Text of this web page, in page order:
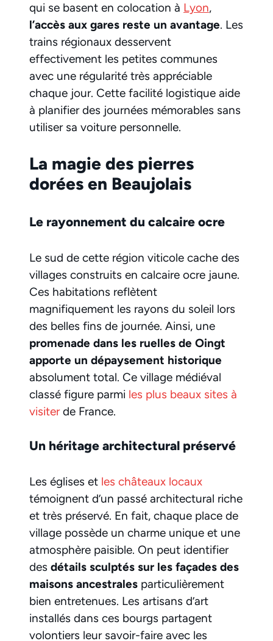
qui se basent en colocation à Lyon,
l’accès aux gares reste un avantage. Les
trains régionaux desservent
effectivement les petites communes
avec une régularité très appréciable
chaque jour. Cette facilité logistique aide
à planifier des journées mémorables sans
utiliser sa voiture personnelle.
La magie des pierres
dorées en Beaujolais
Le rayonnement du calcaire ocre
Le sud de cette région viticole cache des
villages construits en calcaire ocre jaune.
Ces habitations reflètent
magnifiquement les rayons du soleil lors
des belles fins de journée. Ainsi, une
promenade dans les ruelles de Oingt
apporte un dépaysement historique
absolument total. Ce village médiéval
classé figure parmi les plus beaux sites à
visiterde France.
Un héritage architectural préservé
Les églises et les châteaux locaux
témoignent d’un passé architectural riche
et très préservé. En fait, chaque place de
village possède un charme unique et une
atmosphère paisible. On peut identifier
des détails sculptés sur les façades des
maisons ancestrales particulièrement
bien entretenues. Les artisans d’art
installés dans ces bourgs partagent
volontiers leur savoir-faire avec les